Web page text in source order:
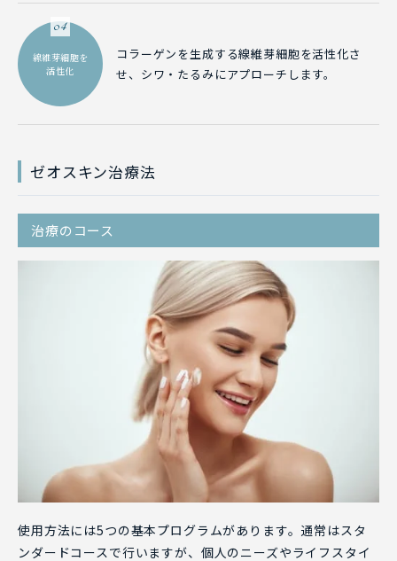
04
線維芽細胞を
活性化
コラーゲンを生成する線維芽細胞を活性化さ
せ、シワ・たるみにアプローチします。
ゼオスキン治療法
治療のコース
使用方法には5つの基本プログラムがあります。通常はスタ
ンダードコースで行いますが、個人のニーズやライフスタイ